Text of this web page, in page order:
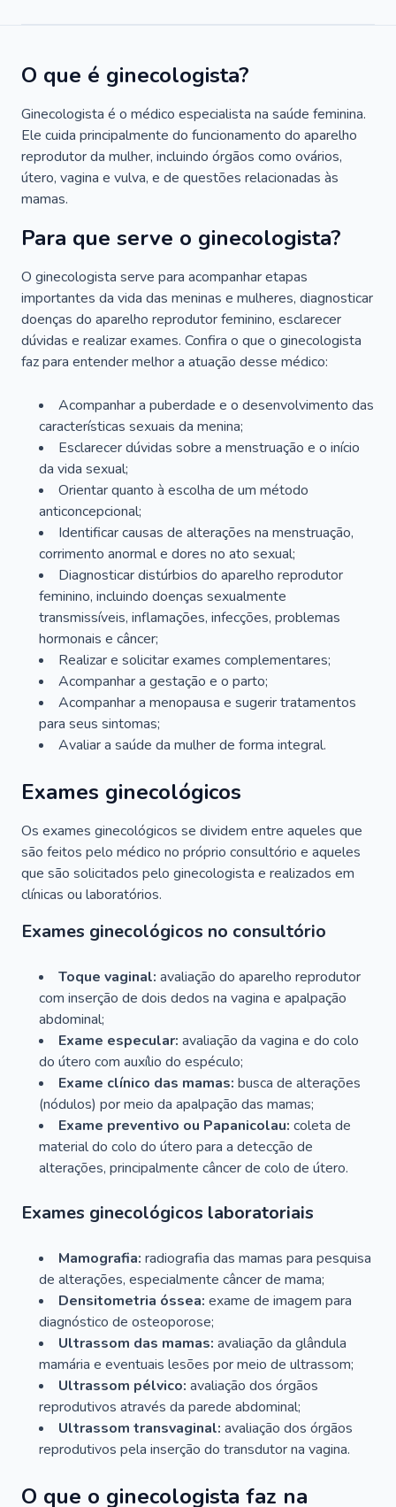
O que é ginecologista?
Ginecologista é o médico especialista na saúde feminina.
Ele cuida principalmente do funcionamento do aparelho
reprodutor da mulher, incluindo órgãos como ovários,
útero, vagina e vulva, e de questões relacionadas às
mamas.
Para que serve o ginecologista?
O ginecologista serve para acompanhar etapas
importantes da vida das meninas e mulheres, diagnosticar
doenças do aparelho reprodutor feminino, esclarecer
dúvidas e realizar exames. Confira o que o ginecologista
faz para entender melhor a atuação desse médico:
Acompanhar a puberdade e o desenvolvimento das
características sexuais da menina;
Esclarecer dúvidas sobre a menstruação e o início
da vida sexual;
Orientar quanto à escolha de um método
anticoncepcional;
Identificar causas de alterações na menstruação,
corrimento anormal e dores no ato sexual;
Diagnosticar distúrbios do aparelho reprodutor
feminino, incluindo doenças sexualmente
transmissíveis, inflamações, infecções, problemas
hormonais e câncer;
Realizar e solicitar exames complementares;
Acompanhar a gestação e o parto;
Acompanhar a menopausa e sugerir tratamentos
para seus sintomas;
Avaliar a saúde da mulher de forma integral.
Exames ginecológicos
Os exames ginecológicos se dividem entre aqueles que
são feitos pelo médico no próprio consultório e aqueles
que são solicitados pelo ginecologista e realizados em
clínicas ou laboratórios.
Exames ginecológicos no consultório
Toque vaginal: avaliação do aparelho reprodutor
com inserção de dois dedos na vagina e apalpação
abdominal;
Exame especular: avaliação da vagina e do colo
do útero com auxílio do espéculo;
Exame clínico das mamas: busca de alterações
(nódulos) por meio da apalpação das mamas;
Exame preventivo ou Papanicolau: coleta de
material do colo do útero para a detecção de
alterações, principalmente câncer de colo de útero.
Exames ginecológicos laboratoriais
Mamografia: radiografia das mamas para pesquisa
de alterações, especialmente câncer de mama;
Densitometria óssea: exame de imagem para
diagnóstico de osteoporose;
Ultrassom das mamas: avaliação da glândula
mamária e eventuais lesões por meio de ultrassom;
Ultrassom pélvico: avaliação dos órgãos
reprodutivos através da parede abdominal;
Ultrassom transvaginal: avaliação dos órgãos
reprodutivos pela inserção do transdutor na vagina.
O que o ginecologista faz na